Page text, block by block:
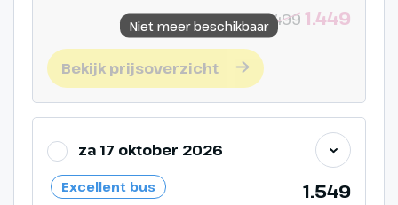
Niet meer beschikbaar1499 1.449
Bekijk prijsoverzicht
za 17 oktober 2026
Excellent bus 1.549